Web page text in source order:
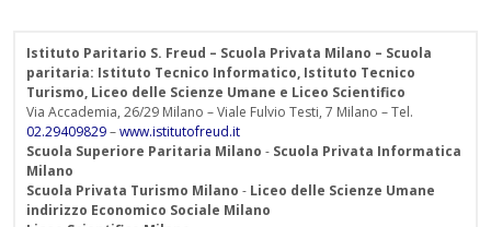
Istituto Paritario S. Freud – Scuola Privata Milano – Scuola
paritaria: Istituto Tecnico Informatico, Istituto Tecnico
Turismo, Liceo delle Scienze Umane e Liceo Scientifico
Via Accademia, 26/29 Milano – Viale Fulvio Testi, 7 Milano – Tel.
02.29409829–www.istitutofreud.it
Scuola Superiore Paritaria Milano - Scuola Privata Informatica
Milano
Scuola Privata Turismo Milano - Liceo delle Scienze Umane
indirizzo Economico Sociale Milano